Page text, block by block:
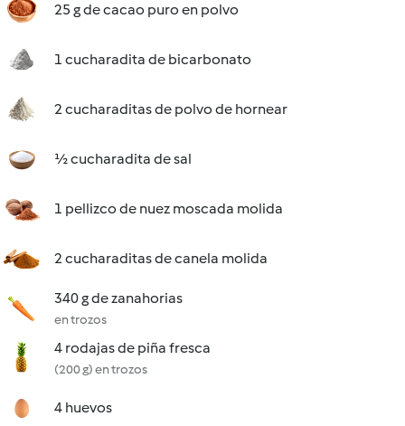
25 g de cacao puro en polvo
1 cucharadita de bicarbonato
2 cucharaditas de polvo de hornear
½ cucharadita de sal
1 pellizco de nuez moscada molida
2 cucharaditas de canela molida
340 g de zanahorias
en trozos
4 rodajas de piña fresca
(200 g) en trozos
4 huevos